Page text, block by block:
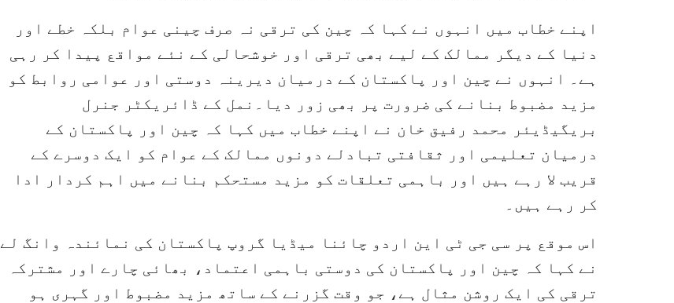
اپنے خطاب میں انہوں نے کہا کہ چین کی ترقی نہ صرف چینی عوام بلکہ خطے اور
دنیا کے دیگر ممالک کے لیے بھی ترقی اور خوشحالی کے نئے مواقع پیدا کر رہی
ہے۔ انہوں نے چین اور پاکستان کے درمیان دیرینہ دوستی اور عوامی روابط کو
مزید مضبوط بنانے کی ضرورت پر بھی زور دیا۔نمل کے ڈائریکٹر جنرل
بریگیڈیئر محمد رفیق خان نے اپنے خطاب میں کہا کہ چین اور پاکستان کے
درمیان تعلیمی اور ثقافتی تبادلے دونوں ممالک کے عوام کو ایک دوسرے کے
قریب لا رہے ہیں اور باہمی تعلقات کو مزید مستحکم بنانے میں اہم کردار ادا
کر رہے ہیں۔
اس موقع پر سی جی ٹی این اردو چائنا میڈیا گروپ پاکستان کی نمائندہ وانگ لے
نے کہا کہ چین اور پاکستان کی دوستی باہمی اعتماد، بھائی چارے اور مشترکہ
ترقی کی ایک روشن مثال ہے، جو وقت گزرنے کے ساتھ مزید مضبوط اور گہری ہو